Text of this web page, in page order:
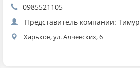
0985521105
Представитель компании: Тимур
Харьков, ул. Алчевских, 6